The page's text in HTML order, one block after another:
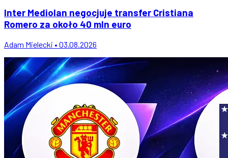
Inter Mediolan negocjuje transfer Cristiana
Romero za około 40 mln euro
Adam Mielecki • 03.08.2026